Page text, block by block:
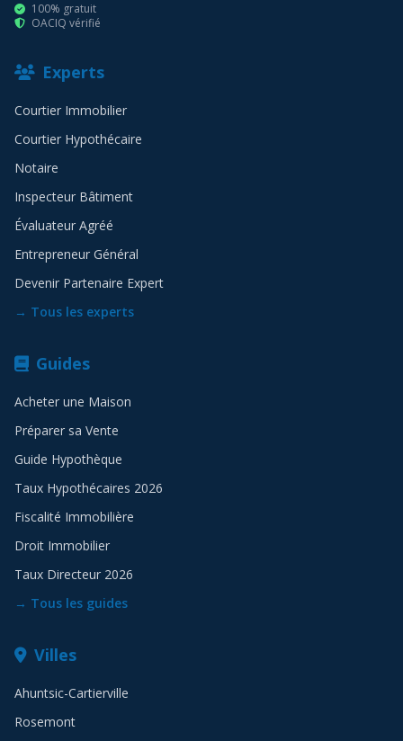
100% gratuit
OACIQ vérifié
Experts
Courtier Immobilier
Courtier Hypothécaire
Notaire
Inspecteur Bâtiment
Évaluateur Agréé
Entrepreneur Général
Devenir Partenaire Expert
→ Tous les experts
Guides
Acheter une Maison
Préparer sa Vente
Guide Hypothèque
Taux Hypothécaires 2026
Fiscalité Immobilière
Droit Immobilier
Taux Directeur 2026
→ Tous les guides
Villes
Ahuntsic-Cartierville
Rosemont